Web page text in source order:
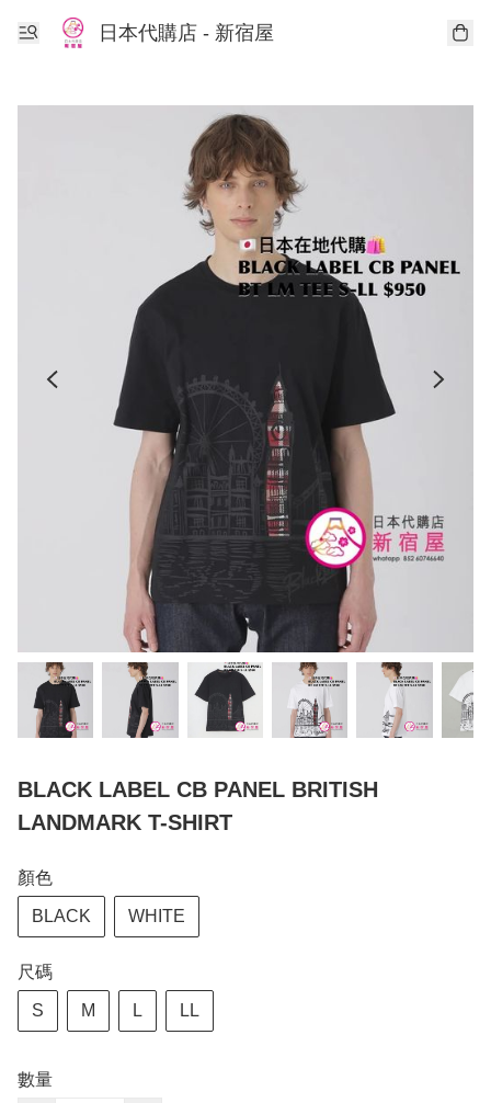
日本代購店 - 新宿屋
BLACK LABEL CB PANEL BRITISH
LANDMARK T-SHIRT
顏色
BLACK WHITE
尺碼
S M L LL
數量